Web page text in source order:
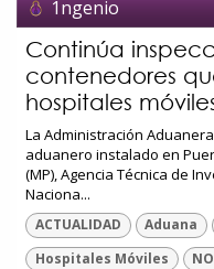
1ngenio
Continúa
contenedores
hospitales
La Administración
aduanero instalado en
(MP), Agencia Técnica de
Naciona...
ACTUALIDAD Aduana
Hospitales Móviles